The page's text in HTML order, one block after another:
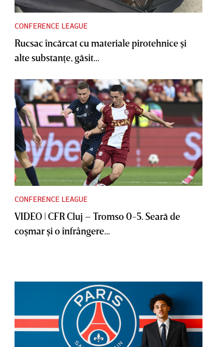
CONFERENCE LEAGUE
Rucsac încărcat cu materiale pirotehnice şi
alte substanţe, găsit...
CONFERENCE LEAGUE
VIDEO | CFR Cluj – Tromso 0-5. Seară de
coşmar şi o înfrângere...